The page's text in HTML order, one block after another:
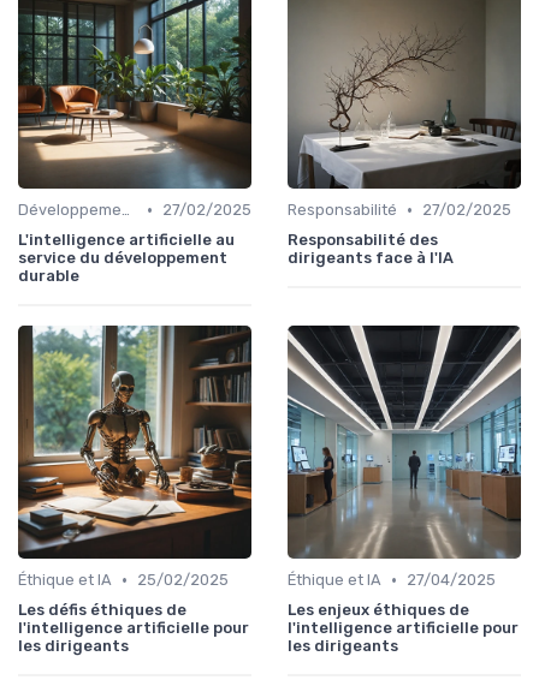
Développement durable •
27/02/2025
L'intelligence artificielle au
service du développement
durable
Responsabilité •
27/02/2025
Responsabilité des
dirigeants face à l'IA
Éthique et IA •
25/02/2025
Les défis éthiques de
l'intelligence artificielle pour
les dirigeants
Éthique et IA •
27/04/2025
Les enjeux éthiques de
l'intelligence artificielle pour
les dirigeants